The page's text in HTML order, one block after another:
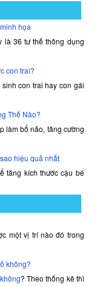
họa
là 36 tư thế thông dụng
con trai?
con trai hay con gái
Thế Nào?
làm bổ não, tăng cường
hiệu quả nhất
tăng kích thước cậu bé
một vị trí nào đó trong
không?
? Theo thống kê thì